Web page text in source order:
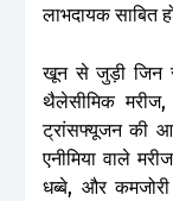
लाभदायक साबित
खून से जुड़ी जिन
थैलेसीमिक
ट्रांसफ्यूजन की
एनीमिया वाले
धब्बे, और